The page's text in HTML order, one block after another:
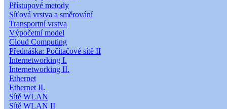
Přístupové metody
Síťová vrstva a směrování
Transportní vrstva
Výpočetní model
Cloud Computing
Přednáška: Počítačové sítě II
Internetworking I.
Internetworking II.
Ethernet
Ethernet II.
Sítě WLAN
Sítě WLAN II